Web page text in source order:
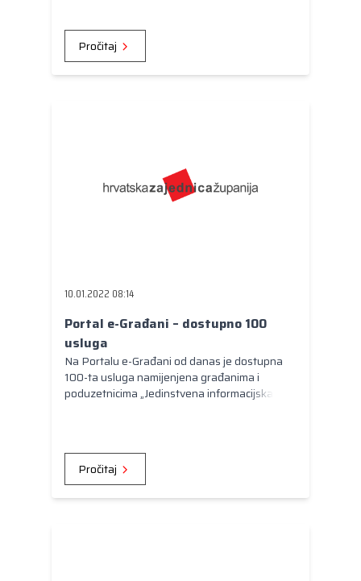
Pročitaj
10.01.2022 08:14
Portal e-Građani – dostupno 100
usluga
Na Portalu e-Građani od danas je dostupna
100-ta usluga namijenjena građanima i
poduzetnicima „Jedinstvena informacijska
Pročitaj